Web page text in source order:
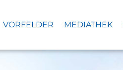
VORFELDER MEDIATHEK